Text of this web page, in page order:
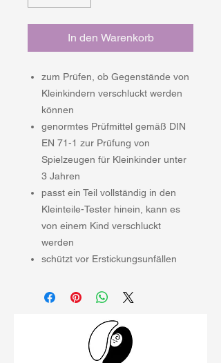
In den Warenkorb
zum Prüfen, ob Gegenstände von
Kleinkindern verschluckt werden
können
genormtes Prüfmittel gemäß DIN
EN 71-1 zur Prüfung von
Spielzeugen für Kleinkinder unter
3 Jahren
passt ein Teil vollständig in den
Kleinteile-Tester hinein, kann es
von einem Kind verschluckt
werden
schützt vor Erstickungsunfällen